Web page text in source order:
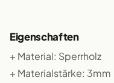
Eigenschaften
+ Material: Sperrholz
+ Materialstärke: 3mm